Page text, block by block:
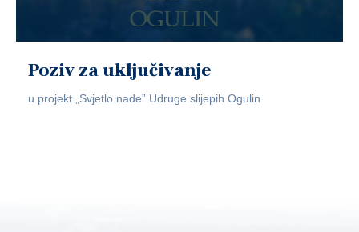
Poziv za uključivanje
u projekt „Svjetlo nade” Udruge slijepih Ogulin